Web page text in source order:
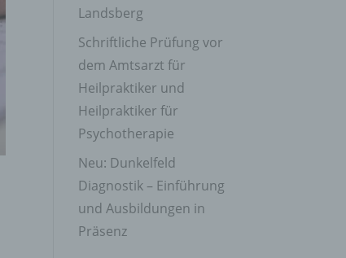
Landsberg
Schriftliche Prüfung vor
dem Amtsarzt für
Heilpraktiker und
Heilpraktiker für
Psychotherapie
Neu: Dunkelfeld
Diagnostik – Einführung
und Ausbildungen in
Präsenz